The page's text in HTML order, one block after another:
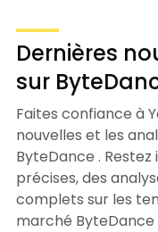
Dernières
sur
Faites confiance à
nouvelles et les
ByteDance .
précises, des
complets sur les
marché ByteDance